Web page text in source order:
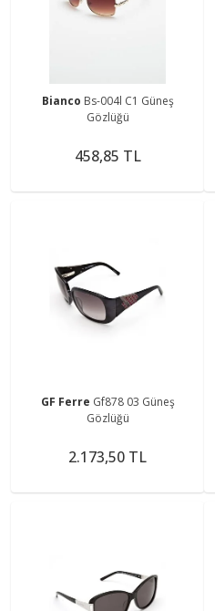
Bianco Bs-004l C1 Güneş
Gözlüğü
458,85 TL
GF Ferre Gf878 03 Güneş
Gözlüğü
2.173,50 TL